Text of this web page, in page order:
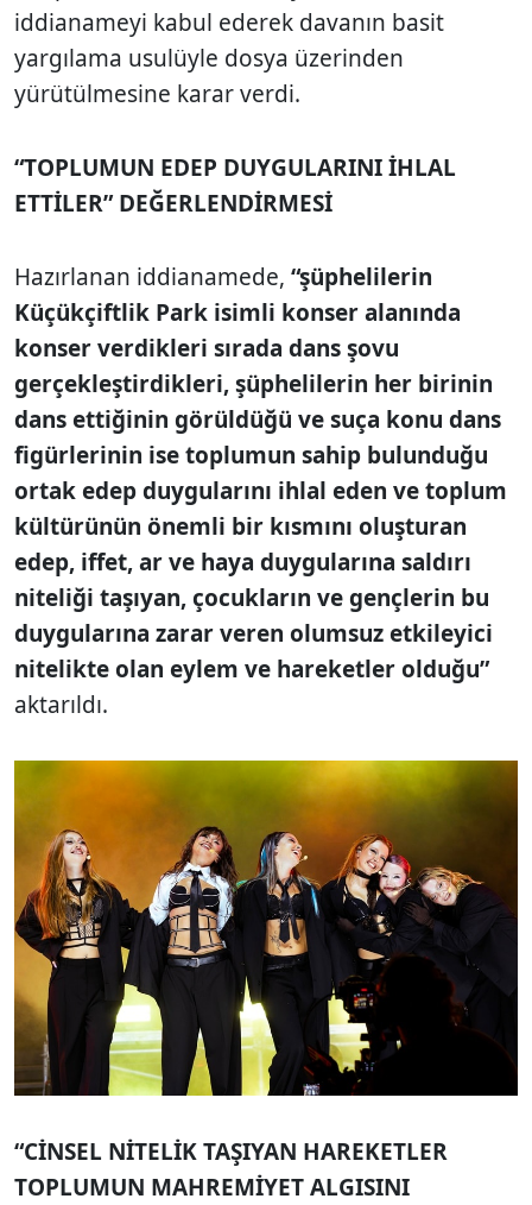
iddianameyi kabul ederek davanın basit
yargılama usulüyle dosya üzerinden
yürütülmesine karar verdi.
“TOPLUMUN EDEP DUYGULARINI İHLAL
ETTİLER” DEĞERLENDİRMESİ
Hazırlanan iddianamede, “şüphelilerin
Küçükçiftlik Park isimli konser alanında
konser verdikleri sırada dans şovu
gerçekleştirdikleri, şüphelilerin her birinin
dans ettiğinin görüldüğü ve suça konu dans
figürlerinin ise toplumun sahip bulunduğu
ortak edep duygularını ihlal eden ve toplum
kültürünün önemli bir kısmını oluşturan
edep, iffet, ar ve haya duygularına saldırı
niteliği taşıyan, çocukların ve gençlerin bu
duygularına zarar veren olumsuz etkileyici
nitelikte olan eylem ve hareketler olduğu”
aktarıldı.
“CİNSEL NİTELİK TAŞIYAN HAREKETLER
TOPLUMUN MAHREMİYET ALGISINI